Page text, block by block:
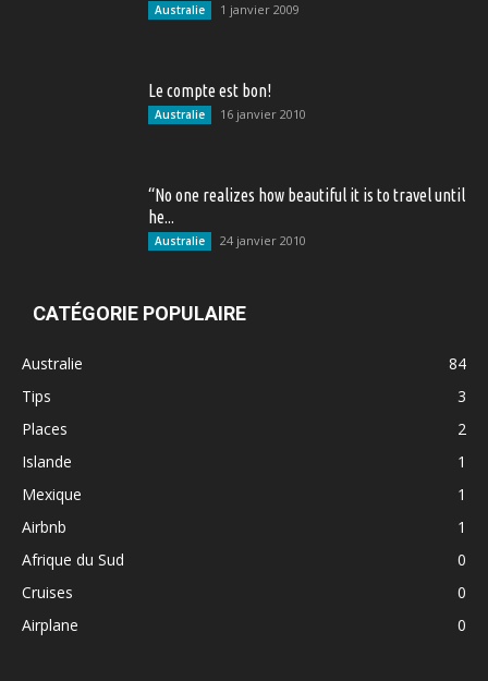
Australie 1 janvier 2009
Le compte est bon!
Australie 16 janvier 2010
“No one realizes how beautiful it is to travel until
he...
Australie 24 janvier 2010
CATÉGORIE POPULAIRE
Australie
84
Tips
3
Places
2
Islande
1
Mexique
1
Airbnb
1
Afrique du Sud
0
Cruises
0
Airplane
0